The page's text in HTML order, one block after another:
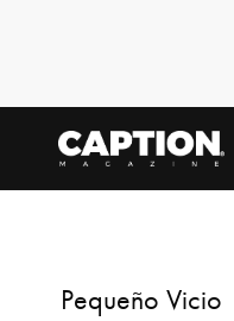
Pequeño Vicio